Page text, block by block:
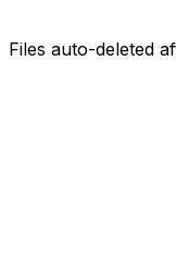
Files auto-deleted